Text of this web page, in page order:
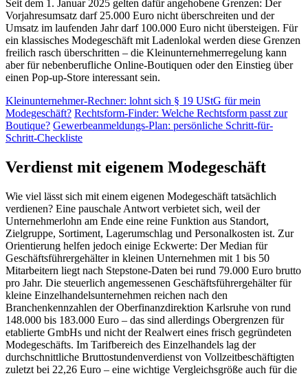
Seit dem 1. Januar 2025 gelten dafür angehobene Grenzen: Der
Vorjahresumsatz darf 25.000 Euro nicht überschreiten und der
Umsatz im laufenden Jahr darf 100.000 Euro nicht übersteigen. Für
ein klassisches Modegeschäft mit Ladenlokal werden diese Grenzen
freilich rasch überschritten – die Kleinunternehmerregelung kann
aber für nebenberufliche Online-Boutiquen oder den Einstieg über
einen Pop-up-Store interessant sein.
Kleinunternehmer-Rechner: lohnt sich § 19 UStG für mein
Modegeschäft? Rechtsform-Finder: Welche Rechtsform passt zur
Boutique? Gewerbeanmeldungs-Plan: persönliche Schritt-für-
Schritt-Checkliste
Verdienst mit eigenem Modegeschäft
Wie viel lässt sich mit einem eigenen Modegeschäft tatsächlich
verdienen? Eine pauschale Antwort verbietet sich, weil der
Unternehmerlohn am Ende eine reine Funktion aus Standort,
Zielgruppe, Sortiment, Lagerumschlag und Personalkosten ist. Zur
Orientierung helfen jedoch einige Eckwerte: Der Median für
Geschäftsführergehälter in kleinen Unternehmen mit 1 bis 50
Mitarbeitern liegt nach Stepstone-Daten bei rund 79.000 Euro brutto
pro Jahr. Die steuerlich angemessenen Geschäftsführergehälter für
kleine Einzelhandelsunternehmen reichen nach den
Branchenkennzahlen der Oberfinanzdirektion Karlsruhe von rund
148.000 bis 183.000 Euro – das sind allerdings Obergrenzen für
etablierte GmbHs und nicht der Realwert eines frisch gegründeten
Modegeschäfts. Im Tarifbereich des Einzelhandels lag der
durchschnittliche Bruttostundenverdienst von Vollzeitbeschäftigten
zuletzt bei 22,26 Euro – eine wichtige Vergleichsgröße auch für die